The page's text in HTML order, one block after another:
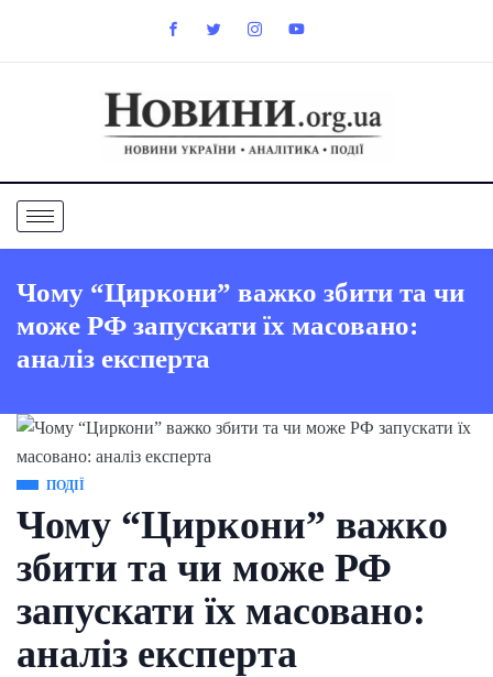
Чому “Циркони” важко збити та чи
може РФ запускати їх масовано:
аналіз експерта
ПОДІЇ
Чому “Циркони” важко
збити та чи може РФ
запускати їх масовано:
аналіз експерта